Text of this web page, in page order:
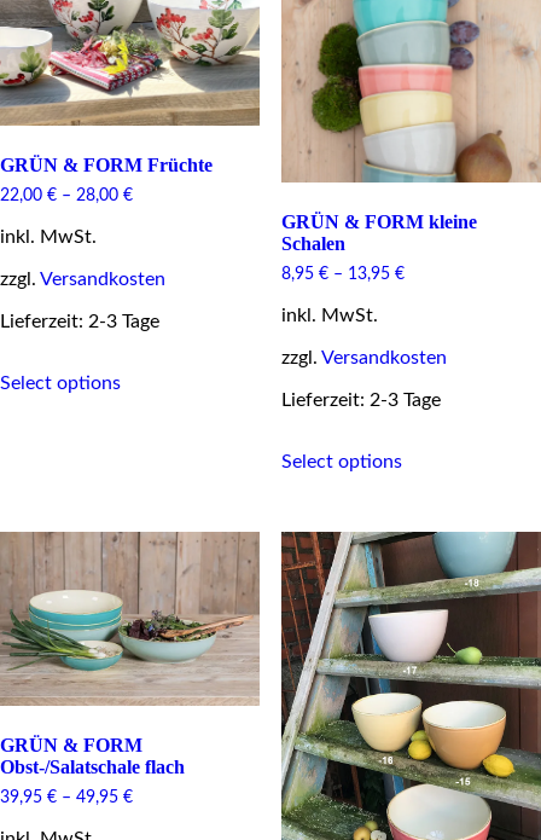
on
the
product
page
be
chosen
on
the
page
GRÜN & FORM Früchte
22,00 € – 28,00 €
inkl. MwSt.
zzgl. Versandkosten
Lieferzeit: 2-3 Tage
Select optionsproduct
be
chosen
on
the
product
page
GRÜN & FORM kleine
Schalen
8,95 €– 13,95 €
inkl. MwSt.
zzgl. Versandkosten
Lieferzeit: 2-3 Tage
Select optionsproduct
variants.
options
may
chosen
on
the
product
page
GRÜN & FORM
Obst-/Salatschale flach
39,95 € – 49,95 €